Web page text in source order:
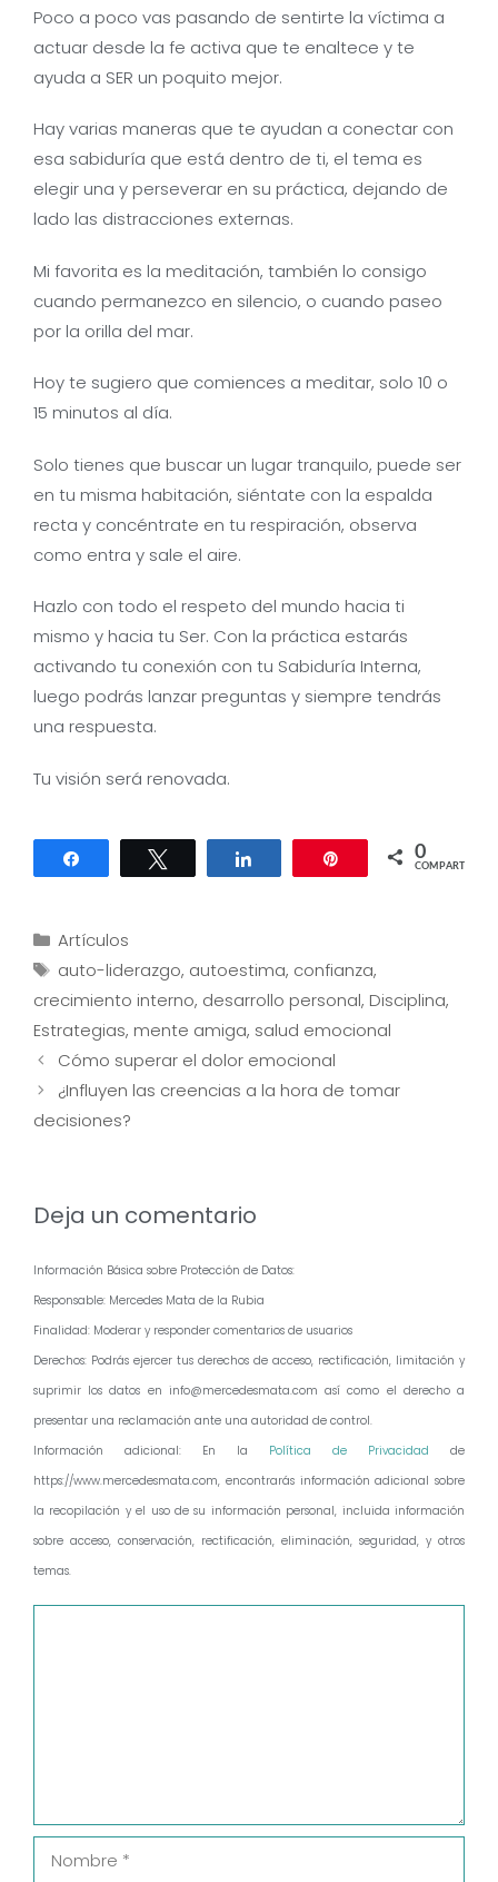
Poco a poco vas pasando de sentirte la víctima a
actuar desde la fe activa que te enaltece y te
ayuda a SER un poquito mejor.
Hay varias maneras que te ayudan a conectar con
esa sabiduría que está dentro de ti, el tema es
elegir una y perseverar en su práctica, dejando de
lado las distracciones externas.
Mi favorita es la meditación, también lo consigo
cuando permanezco en silencio, o cuando paseo
por la orilla del mar.
Hoy te sugiero que comiences a meditar, solo 10 o
15 minutos al día.
Solo tienes que buscar un lugar tranquilo, puede ser
en tu misma habitación, siéntate con la espalda
recta y concéntrate en tu respiración, observa
como entra y sale el aire.
Hazlo con todo el respeto del mundo hacia ti
mismo y hacia tu Ser. Con la práctica estarás
activando tu conexión con tu Sabiduría Interna,
luego podrás lanzar preguntas y siempre tendrás
una respuesta.
Tu visión será renovada.
Compartir Twittear Compartir 0
COMPARTIR
Categorías
Artículos
Etiquetas
auto-liderazgo, autoestima, confianza,
crecimiento interno, desarrollo personal, Disciplina,
Estrategias, mente amiga, salud emocional
Navegación
de
entradas
Cómo superar el dolor emocional
¿Influyen las creencias a la hora de tomar
decisiones?
Deja un comentario
Información Básica sobre Protección de Datos:
Responsable: Mercedes Mata de la Rubia
Finalidad: Moderar y responder comentarios de usuarios
Derechos: Podrás ejercer tus derechos de acceso, rectificación, limitación y
suprimir los datos en info@mercedesmata.com así como el derecho a
presentar una reclamación ante una autoridad de control.
Información adicional: En la Política de Privacidad de
https://www.mercedesmata.com, encontrarás información adicional sobre
la recopilación y el uso de su información personal, incluida información
sobre acceso, conservación, rectificación, eliminación, seguridad, y otros
temas.
Nombre